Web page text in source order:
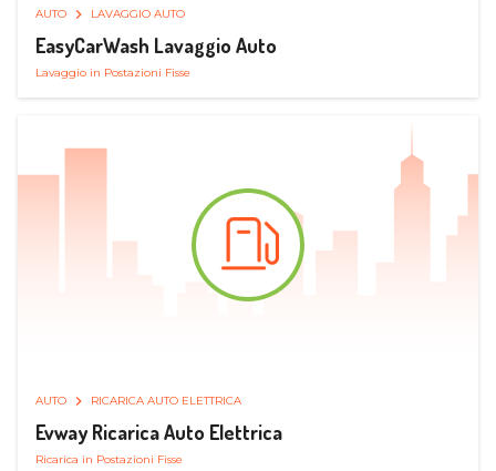
AUTO LAVAGGIO AUTO
EasyCarWash Lavaggio Auto
Lavaggio in Postazioni Fisse
AUTO RICARICA AUTO ELETTRICA
Evway Ricarica Auto Elettrica
Ricarica in Postazioni Fisse